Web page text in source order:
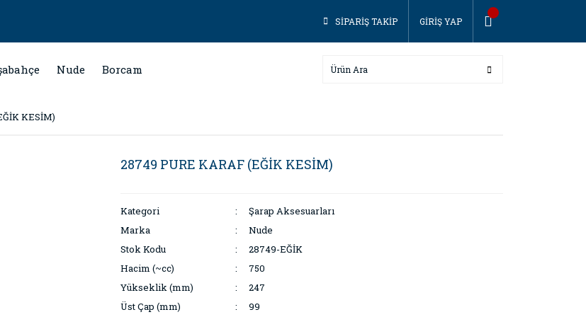
SİPARİŞ TAKİP GİRİŞ YAP
Nude Borcam
KESİM)
28749 PURE KARAF (EĞİK KESİM)
Kategori
Şarap Aksesuarları
Marka
Nude
Stok Kodu
28749-EĞİK
Hacim (~cc)
750
Yükseklik (mm)
247
Üst Çap (mm)
99